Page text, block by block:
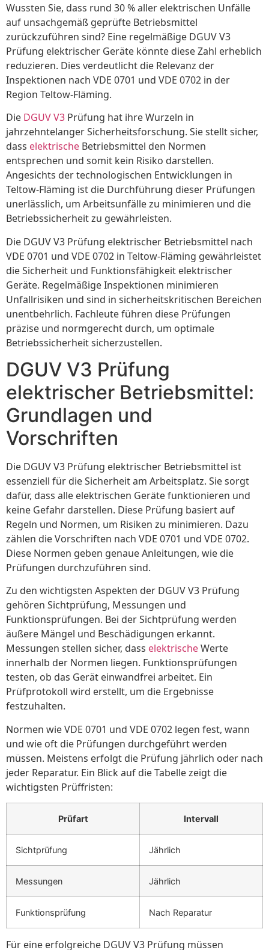
Wussten Sie, dass rund 30 % aller elektrischen Unfälle
auf unsachgemäß geprüfte Betriebsmittel
zurückzuführen sind? Eine regelmäßige DGUV V3
Prüfung elektrischer Geräte könnte diese Zahl erheblich
reduzieren. Dies verdeutlicht die Relevanz der
Inspektionen nach VDE 0701 und VDE 0702 in der
Region Teltow-Fläming.
Die DGUV V3 Prüfung hat ihre Wurzeln in
jahrzehntelanger Sicherheitsforschung. Sie stellt sicher,
dass elektrische Betriebsmittel den Normen
entsprechen und somit kein Risiko darstellen.
Angesichts der technologischen Entwicklungen in
Teltow-Fläming ist die Durchführung dieser Prüfungen
unerlässlich, um Arbeitsunfälle zu minimieren und die
Betriebssicherheit zu gewährleisten.
Die DGUV V3 Prüfung elektrischer Betriebsmittel nach
VDE 0701 und VDE 0702 in Teltow-Fläming gewährleistet
die Sicherheit und Funktionsfähigkeit elektrischer
Geräte. Regelmäßige Inspektionen minimieren
Unfallrisiken und sind in sicherheitskritischen Bereichen
unentbehrlich. Fachleute führen diese Prüfungen
präzise und normgerecht durch, um optimale
Betriebssicherheit sicherzustellen.
DGUV V3 Prüfung
elektrischer Betriebsmittel:
Grundlagen und
Vorschriften
Die DGUV V3 Prüfung elektrischer Betriebsmittel ist
essenziell für die Sicherheit am Arbeitsplatz. Sie sorgt
dafür, dass alle elektrischen Geräte funktionieren und
keine Gefahr darstellen. Diese Prüfung basiert auf
Regeln und Normen, um Risiken zu minimieren. Dazu
zählen die Vorschriften nach VDE 0701 und VDE 0702.
Diese Normen geben genaue Anleitungen, wie die
Prüfungen durchzuführen sind.
Zu den wichtigsten Aspekten der DGUV V3 Prüfung
gehören Sichtprüfung, Messungen und
Funktionsprüfungen. Bei der Sichtprüfung werden
äußere Mängel und Beschädigungen erkannt.
Messungen stellen sicher, dass elektrischeWerte
innerhalb der Normen liegen. Funktionsprüfungen
testen, ob das Gerät einwandfrei arbeitet. Ein
Prüfprotokoll wird erstellt, um die Ergebnisse
festzuhalten.
Normen wie VDE 0701 und VDE 0702 legen fest, wann
und wie oft die Prüfungen durchgeführt werden
müssen. Meistens erfolgt die Prüfung jährlich oder nach
jeder Reparatur. Ein Blick auf die Tabelle zeigt die
wichtigsten Prüffristen:
Prüfart Intervall
Sichtprüfung Jährlich
Messungen Jährlich
Funktionsprüfung Nach Reparatur
Für eine erfolgreiche DGUV V3 Prüfung müssen